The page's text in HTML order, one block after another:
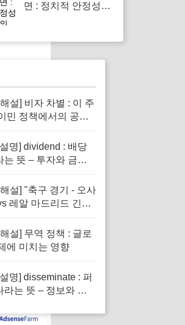
면 : 정치적 안정성과
해설] 비자 차별 : 이 주
민 정책에서의 공정
명] dividend : 배당
는 뜻 – 투자와 금융
할 단어입니다
해설] "축구 경기 - 오사
레알 마드리드 긴장
해설] 무역 정책 : 글로
에 미치는 영향
명] disseminate : 퍼
라는 뜻 – 정보와 지
는 단어